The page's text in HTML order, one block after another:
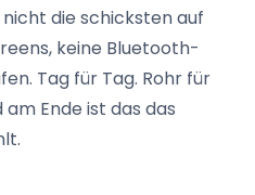
die schicksten auf
keine Bluetooth-
Tag für Tag. Rohr für
Ende ist das das